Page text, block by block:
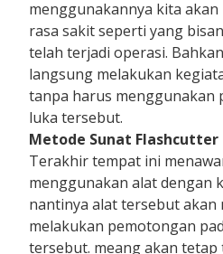
menggunakannya kita
rasa sakit seperti yang
telah terjadi operasi.
langsung melakukan
tanpa harus menggunakan
luka tersebut.
Metode Sunat Flashcutter
Terakhir tempat ini
menggunakan alat dengan
nantinya alat tersebut
melakukan pemotongan
tersebut. meang akan